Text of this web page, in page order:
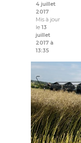
4 juillet
2017
Mis à jour
le 13
juillet
2017 à
13:35